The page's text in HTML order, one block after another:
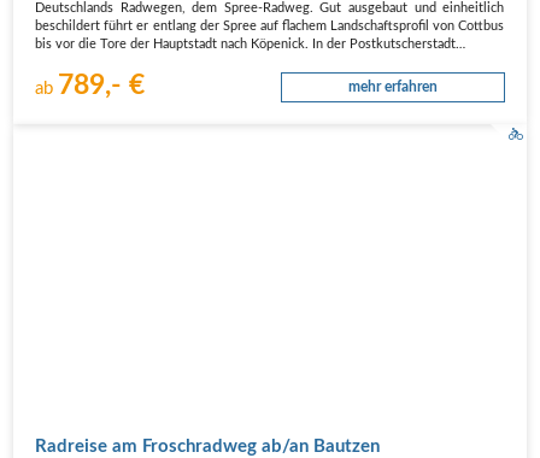
Deutschlands Radwegen, dem Spree-Radweg. Gut ausgebaut und einheitlich
beschildert führt er entlang der Spree auf flachem Landschaftsprofil von Cottbus
bis vor die Tore der Hauptstadt nach Köpenick. In der Postkutscherstadt…
ab 789,- € mehr erfahren
Radreise am Froschradweg ab/an Bautzen